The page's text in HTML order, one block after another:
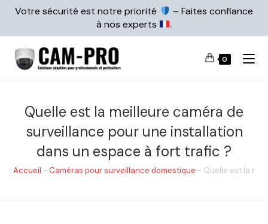
Votre sécurité est notre priorité
– Faites confiance
à nos experts
.
0
Quelle est la meilleure caméra de
surveillance pour une installation
dans un espace à fort trafic ?
Accueil - Caméras pour surveillance domestique - Quelle est la